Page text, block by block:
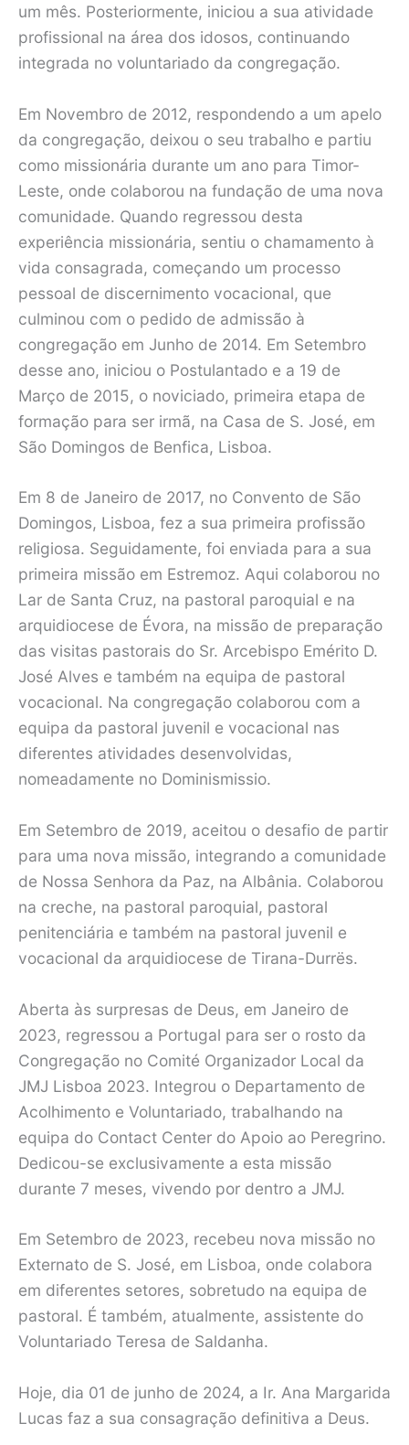
um mês. Posteriormente, iniciou a sua atividade
profissional na área dos idosos, continuando
integrada no voluntariado da congregação.
Em Novembro de 2012, respondendo a um apelo
da congregação, deixou o seu trabalho e partiu
como missionária durante um ano para Timor-
Leste, onde colaborou na fundação de uma nova
comunidade. Quando regressou desta
experiência missionária, sentiu o chamamento à
vida consagrada, começando um processo
pessoal de discernimento vocacional, que
culminou com o pedido de admissão à
congregação em Junho de 2014. Em Setembro
desse ano, iniciou o Postulantado e a 19 de
Março de 2015, o noviciado, primeira etapa de
formação para ser irmã, na Casa de S. José, em
São Domingos de Benfica, Lisboa.
Em 8 de Janeiro de 2017, no Convento de São
Domingos, Lisboa, fez a sua primeira profissão
religiosa. Seguidamente, foi enviada para a sua
primeira missão em Estremoz. Aqui colaborou no
Lar de Santa Cruz, na pastoral paroquial e na
arquidiocese de Évora, na missão de preparação
das visitas pastorais do Sr. Arcebispo Emérito D.
José Alves e também na equipa de pastoral
vocacional. Na congregação colaborou com a
equipa da pastoral juvenil e vocacional nas
diferentes atividades desenvolvidas,
nomeadamente no Dominismissio.
Em Setembro de 2019, aceitou o desafio de partir
para uma nova missão, integrando a comunidade
de Nossa Senhora da Paz, na Albânia. Colaborou
na creche, na pastoral paroquial, pastoral
penitenciária e também na pastoral juvenil e
vocacional da arquidiocese de Tirana-Durrës.
Aberta às surpresas de Deus, em Janeiro de
2023, regressou a Portugal para ser o rosto da
Congregação no Comité Organizador Local da
JMJ Lisboa 2023. Integrou o Departamento de
Acolhimento e Voluntariado, trabalhando na
equipa do Contact Center do Apoio ao Peregrino.
Dedicou-se exclusivamente a esta missão
durante 7 meses, vivendo por dentro a JMJ.
Em Setembro de 2023, recebeu nova missão no
Externato de S. José, em Lisboa, onde colabora
em diferentes setores, sobretudo na equipa de
pastoral. É também, atualmente, assistente do
Voluntariado Teresa de Saldanha.
Hoje, dia 01 de junho de 2024, a Ir. Ana Margarida
Lucas faz a sua consagração definitiva a Deus.